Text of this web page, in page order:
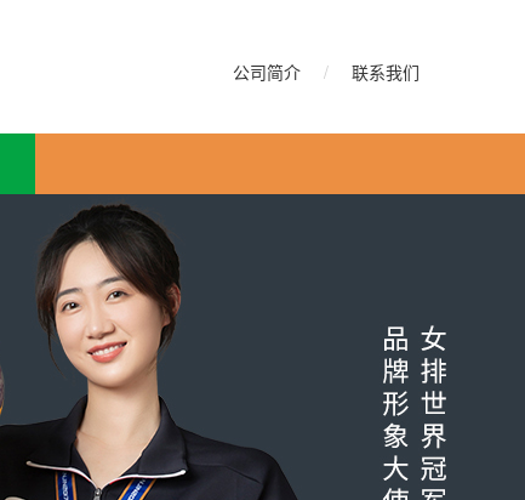
公司简介 / 联系我们